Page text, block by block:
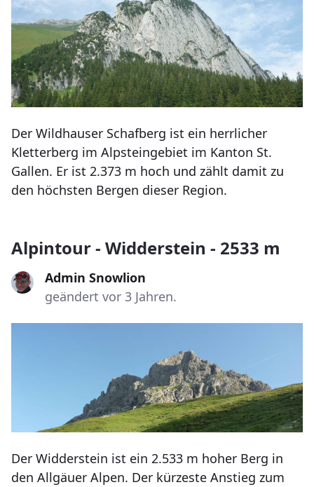
Der Wildhauser Schafberg ist ein herrlicher
Kletterberg im Alpsteingebiet im Kanton St.
Gallen. Er ist 2.373 m hoch und zählt damit zu
den höchsten Bergen dieser Region.
Alpintour - Widderstein - 2533 m
Admin Snowlion
geändert vor 3 Jahren.
Der Widderstein ist ein 2.533 m hoher Berg in
den Allgäuer Alpen. Der kürzeste Anstieg zum